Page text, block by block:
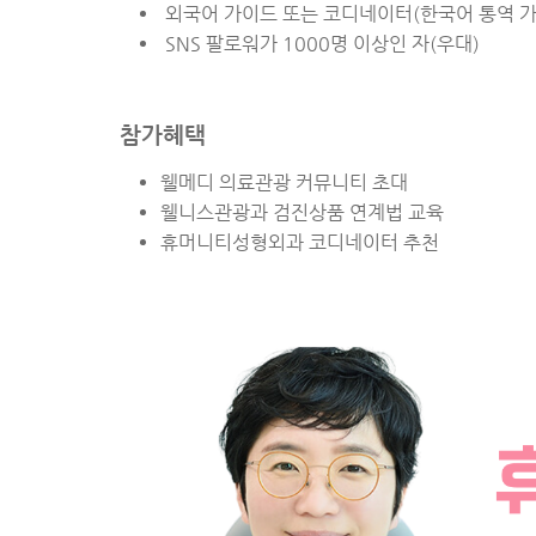
외국어 가이드 또는 코디네이터(한국어 통역
SNS 팔로워가 1000명 이상인 자(우대)
참가혜택
웰메디 의료관광 커뮤니티 초대
웰니스관광과 검진상품 연계법 교육
휴머니티성형외과 코디네이터 추천